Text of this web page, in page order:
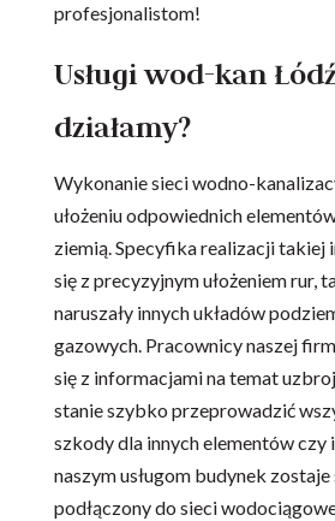
profesjonalistom!
Usługi wod-kan
działamy?
Wykonanie sieci wodno-
ułożeniu odpowiednich
ziemią. Specyfika realizacji takiej
się z precyzyjnym ułożeniem rur,
naruszały innych układów
gazowych. Pracownicy naszej
się z informacjami na temat
stanie szybko przeprowadzić
szkody dla innych elementów czy
naszym usługom budynek
podłączony do sieci